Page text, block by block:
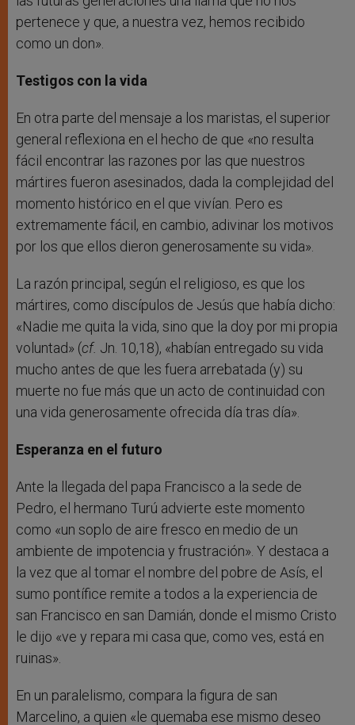
pertenece y que, a nuestra vez, hemos recibido
como un don».
Testigos con la vida
En otra parte del mensaje a los maristas, el superior
general reflexiona en el hecho de que «no resulta
fácil encontrar las razones por las que nuestros
mártires fueron asesinados, dada la complejidad del
momento histórico en el que vivían. Pero es
extremamente fácil, en cambio, adivinar los motivos
por los que ellos dieron generosamente su vida».
La razón principal, según el religioso, es que los
mártires, como discípulos de Jesús que había dicho:
«Nadie me quita la vida, sino que la doy por mi propia
voluntad» (cf. Jn. 10,18), «habían entregado su vida
mucho antes de que les fuera arrebatada (y) su
muerte no fue más que un acto de continuidad con
una vida generosamente ofrecida día tras día».
Esperanza en el futuro
Ante la llegada del papa Francisco a la sede de
Pedro, el hermano Turú advierte este momento
como «un soplo de aire fresco en medio de un
ambiente de impotencia y frustración». Y destaca a
la vez que al tomar el nombre del pobre de Asís, el
sumo pontífice remite a todos a la experiencia de
san Francisco en san Damián, donde el mismo Cristo
le dijo «ve y repara mi casa que, como ves, está en
ruinas».
En un paralelismo, compara la figura de san
Marcelino, a quien «le quemaba ese mismo deseo